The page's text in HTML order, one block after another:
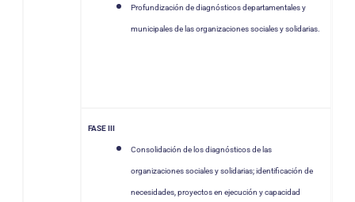
Profundización de diagnósticos departamentales y
municipales de las organizaciones sociales y solidarias.
FASE III
Consolidación de los diagnósticos de las
organizaciones sociales y solidarias; identificación de
necesidades, proyectos en ejecución y capacidad